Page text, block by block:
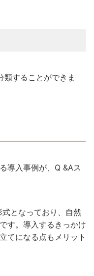
することができま
導入事例が、Q &Aス
となっており、自然
す。導入するきっかけ
てになる点もメリット